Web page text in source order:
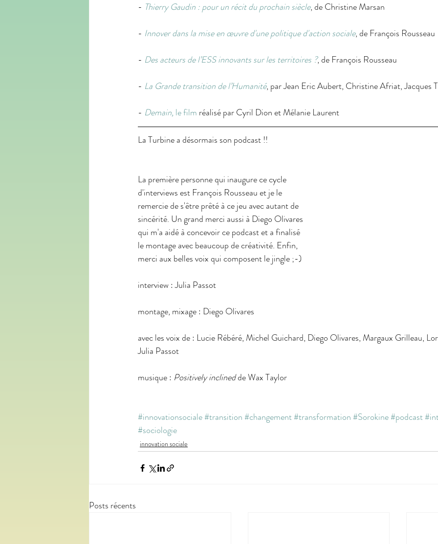
- Thierry Gaudin : pour un récit du prochain siècle, de Christine Marsan
- Innover dans la mise en œuvre d'une politique d'action sociale, de François Rousseau
- Des acteurs de l’ESS innovants sur les territoires ?, de François Rousseau
- La Grande transition de l’Humanité, par Jean Eric Aubert, Christine Afriat, Jacques
- Demain, le film réalisé par Cyril Dion et Mélanie Laurent
La Turbine a désormais son podcast !!
La première personne qui inaugure ce cycle
d'interviews est François Rousseau et je le
remercie de s'être prêté à ce jeu avec autant de
sincérité. Un grand merci aussi à Diego Olivares
qui m'a aidé à concevoir ce podcast et a finalisé
le montage avec beaucoup de créativité. Enfin,
merci aux belles voix qui composent le jingle ;-)
interview : Julia Passot
montage, mixage : Diego Olivares
avec les voix de : Lucie Rébéré, Michel Guichard, Diego Olivares, Margaux Grilleau,
Julia Passot
musique : Positively inclined de Wax Taylor
#innovationsociale#transition #changement#transformation #Sorokine#podcast
#sociologie
innovation sociale
Posts récents